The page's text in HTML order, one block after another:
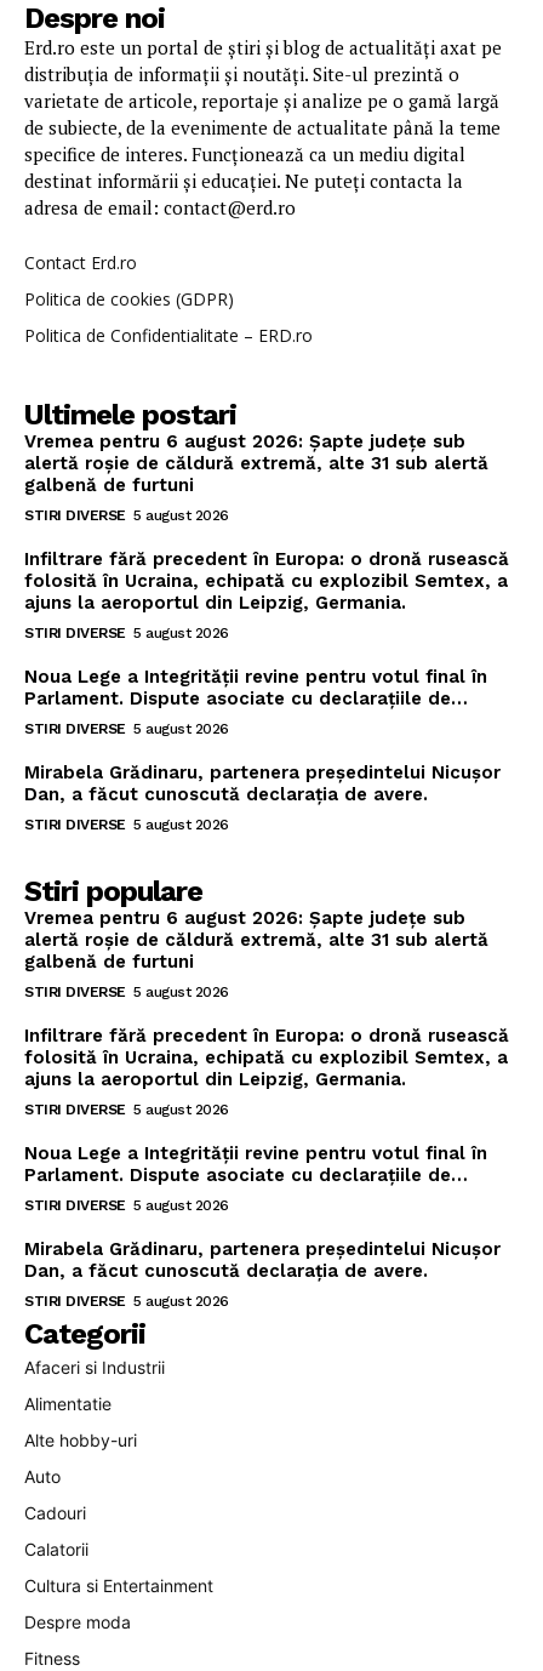
Despre noi
Erd.ro este un portal de știri și blog de actualități axat pe
distribuția de informații și noutăți. Site-ul prezintă o
varietate de articole, reportaje și analize pe o gamă largă
de subiecte, de la evenimente de actualitate până la teme
specifice de interes. Funcționează ca un mediu digital
destinat informării și educației. Ne puteți contacta la
adresa de email: contact@erd.ro
Contact Erd.ro
Politica de cookies (GDPR)
Politica de Confidentialitate – ERD.ro
Ultimele postari
Vremea pentru 6 august 2026: Șapte județe sub
alertă roșie de căldură extremă, alte 31 sub alertă
galbenă de furtuni
STIRI DIVERSE 5 august 2026
Infiltrare fără precedent în Europa: o dronă rusească
folosită în Ucraina, echipată cu explozibil Semtex, a
ajuns la aeroportul din Leipzig, Germania.
STIRI DIVERSE 5 august 2026
Noua Lege a Integrității revine pentru votul final în
Parlament. Dispute asociate cu declarațiile de…
STIRI DIVERSE 5 august 2026
Mirabela Grădinaru, partenera președintelui Nicușor
Dan, a făcut cunoscută declarația de avere.
STIRI DIVERSE 5 august 2026
Stiri populare
Vremea pentru 6 august 2026: Șapte județe sub
alertă roșie de căldură extremă, alte 31 sub alertă
galbenă de furtuni
STIRI DIVERSE 5 august 2026
Infiltrare fără precedent în Europa: o dronă rusească
folosită în Ucraina, echipată cu explozibil Semtex, a
ajuns la aeroportul din Leipzig, Germania.
STIRI DIVERSE 5 august 2026
Noua Lege a Integrității revine pentru votul final în
Parlament. Dispute asociate cu declarațiile de…
STIRI DIVERSE 5 august 2026
Mirabela Grădinaru, partenera președintelui Nicușor
Dan, a făcut cunoscută declarația de avere.
STIRI DIVERSE 5 august 2026
Categorii
Afaceri si Industrii
Alimentatie
Alte hobby-uri
Auto
Cadouri
Calatorii
Cultura si Entertainment
Despre moda
Fitness